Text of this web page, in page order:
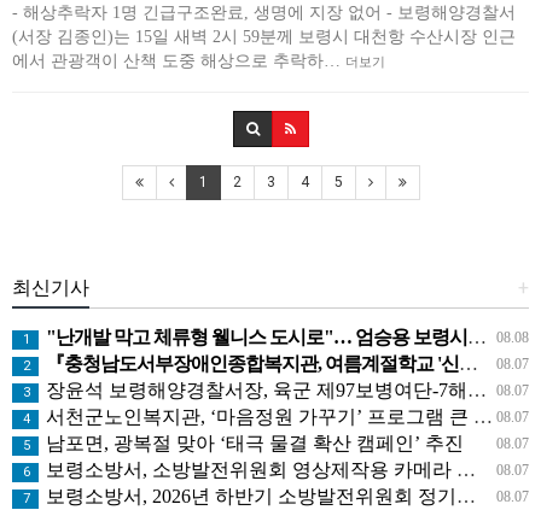
- 해상추락자 1명 긴급구조완료, 생명에 지장 없어 - 보령해양경찰서
(서장 김종인)는 15일 새벽 2시 59분께 보령시 대천항 수산시장 인근
에서 관광객이 산책 도중 해상으로 추락하…
더보기
1 2 3 4 5
+
최신기사
08.08
1 "난개발 막고 체류형 웰니스 도시로"… 엄승용 보령시장, 청라면 찾아 첫 '주민 대화'
08.07
2 『충청남도서부장애인종합복지관, 여름계절학교 '신나는 여름탐험대' 성료』
08.07
3 장윤석 보령해양경찰서장, 육군 제97보병여단-7해안감시대대 방문… 밀입국 차단 공조 강화
08.07
4 서천군노인복지관, ‘마음정원 가꾸기’ 프로그램 큰 호응
08.07
5 남포면, 광복절 맞아 ‘태극 물결 확산 캠페인’ 추진
08.07
6 보령소방서, 소방발전위원회 영상제작용 카메라 기탁으로 영상 홍보 역량 강화
08.07
7 보령소방서, 2026년 하반기 소방발전위원회 정기회의 개최